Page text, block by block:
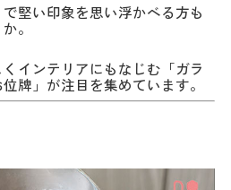
堅い印象を思い浮かべる方も
。
インテリアにもなじむ「ガラ
牌」が注目を集めています。